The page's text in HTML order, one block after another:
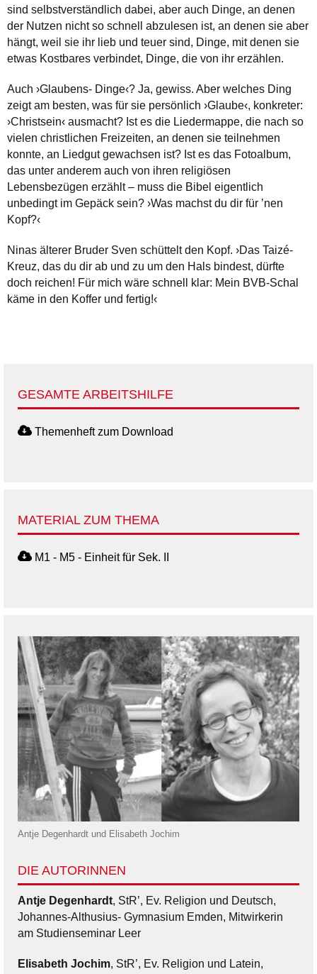
sind selbstverständlich dabei, aber auch Dinge, an denen
der Nutzen nicht so schnell abzulesen ist, an denen sie aber
hängt, weil sie ihr lieb und teuer sind, Dinge, mit denen sie
etwas Kostbares verbindet, Dinge, die von ihr erzählen.
Auch ›Glaubens- Dinge‹? Ja, gewiss. Aber welches Ding
zeigt am besten, was für sie persönlich ›Glaube‹, konkreter:
›Christsein‹ ausmacht? Ist es die Liedermappe, die nach so
vielen christlichen Freizeiten, an denen sie teilnehmen
konnte, an Liedgut gewachsen ist? Ist es das Fotoalbum,
das unter anderem auch von ihren religiösen
Lebensbezügen erzählt – muss die Bibel eigentlich
unbedingt im Gepäck sein? ›Was machst du dir für ’nen
Kopf?‹
Ninas älterer Bruder Sven schüttelt den Kopf. ›Das Taizé-
Kreuz, das du dir ab und zu um den Hals bindest, dürfte
doch reichen! Für mich wäre schnell klar: Mein BVB-Schal
käme in den Koffer und fertig!‹
GESAMTE ARBEITSHILFE
Themenheft zum Download
MATERIAL ZUM THEMA
M1 - M5 - Einheit für Sek. II
Antje Degenhardt und Elisabeth Jochim
DIE AUTORINNEN
Antje Degenhardt, StR’, Ev. Religion und Deutsch,
Johannes-Althusius- Gymnasium Emden, Mitwirkerin
am Studienseminar Leer
Elisabeth Jochim, StR’, Ev. Religion und Latein,